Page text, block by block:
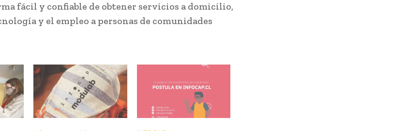
fácil y confiable de obtener servicios a domicilio,
y el empleo a personas de comunidades